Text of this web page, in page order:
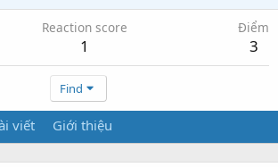
Reaction score
1
Điểm
3
Find
viết Giới thiệu